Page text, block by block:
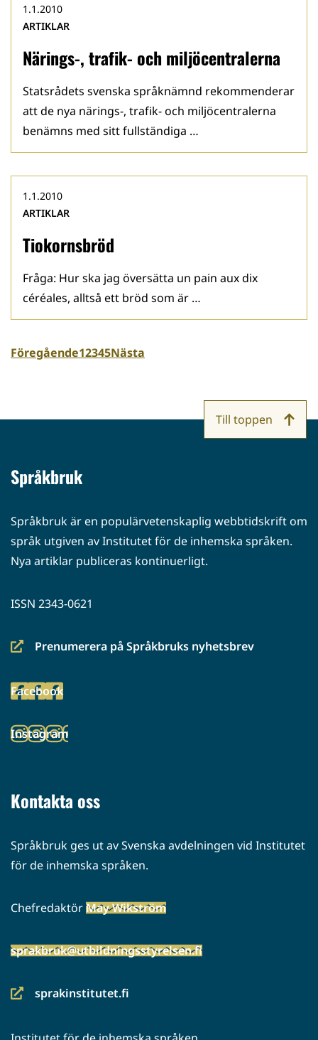
Närings-, trafik- och miljöcentralerna
1.1.2010
ARTIKLAR
Statsrådets svenska språknämnd rekommenderar
att de nya närings-, trafik- och miljöcentralerna
benämns med sitt fullständiga …
Tiokornsbröd
1.1.2010
ARTIKLAR
Fråga: Hur ska jag översätta un pain aux dix
céréales, alltså ett bröd som är …
Föregående12345Nästa
Språkbruk
Språkbruk är en populärvetenskaplig webbtidskrift om
språk utgiven av Institutet för de inhemska språken.
Nya artiklar publiceras kontinuerligt.
ISSN 2343-0621
Prenumerera på Språkbruks nyhetsbrev
(siirryt
palveluun)
Facebook
(siirryt
palveluun)
Instagram
(siirryt
Kontakta oss
Språkbruk ges ut av Svenska avdelningen vid Institutet
för de inhemska språken.
ChefredaktörMay Wikström
sprakbruk@utbildningsstyrelsen.fi
sprakinstitutet.fi
(siirryt
Till toppen